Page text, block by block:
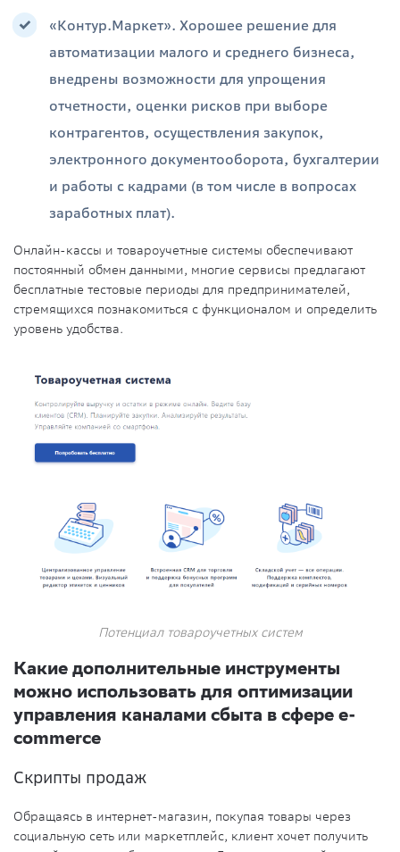
«Контур.Маркет». Хорошее решение для
автоматизации малого и среднего бизнеса,
внедрены возможности для упрощения
отчетности, оценки рисков при выборе
контрагентов, осуществления закупок,
электронного документооборота, бухгалтерии
и работы с кадрами (в том числе в вопросах
заработных плат).
Онлайн-кассы и товароучетные системы обеспечивают
постоянный обмен данными, многие сервисы предлагают
бесплатные тестовые периоды для предпринимателей,
стремящихся познакомиться с функционалом и определить
уровень удобства.
Потенциал товароучетных систем
Какие дополнительные инструменты
можно использовать для оптимизации
управления каналами сбыта в сфере e-
commerce
Скрипты продаж
Обращаясь в интернет-магазин, покупая товары через
социальную сеть или маркетплейс, клиент хочет получить